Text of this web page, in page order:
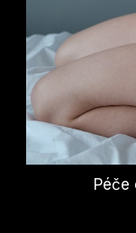
Péče